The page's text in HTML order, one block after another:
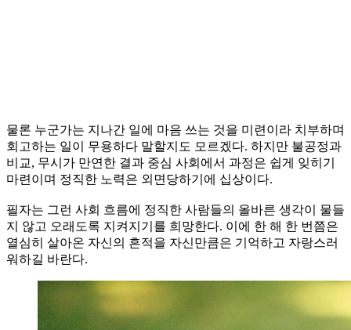
물론 누군가는 지나간 일에 마음 쓰는 것을 미련이라 치부하며
회고하는 일이 무용하다 말할지도 모르겠다. 하지만 불공정과
비교, 무시가 만연한 결과 중심 사회에서 과정은 쉽게 잊히기
마련이며 정직한 노력은 외면당하기에 십상이다.
필자는 그런 사회 흐름에 정직한 사람들의 올바른 생각이 물들
지 않고 오래도록 지켜지기를 희망한다. 이에 한 해 한 번쯤은
열심히 살아온 자신의 흔적을 자신만큼은 기억하고 자랑스러
워하길 바란다.